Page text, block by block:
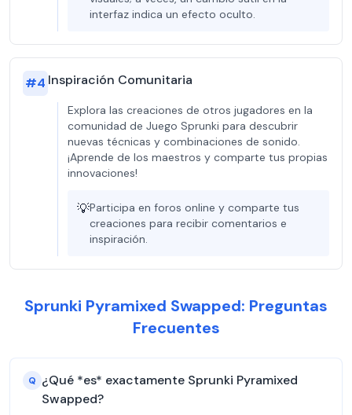
interfaz indica un efecto oculto.
#4 Inspiración Comunitaria
Explora las creaciones de otros jugadores en la
comunidad de Juego Sprunki para descubrir
nuevas técnicas y combinaciones de sonido.
¡Aprende de los maestros y comparte tus propias
innovaciones!
💡Participa en foros online y comparte tus
creaciones para recibir comentarios e
inspiración.
Sprunki Pyramixed Swapped: Preguntas
Frecuentes
Q ¿Qué *es* exactamente Sprunki Pyramixed
Swapped?